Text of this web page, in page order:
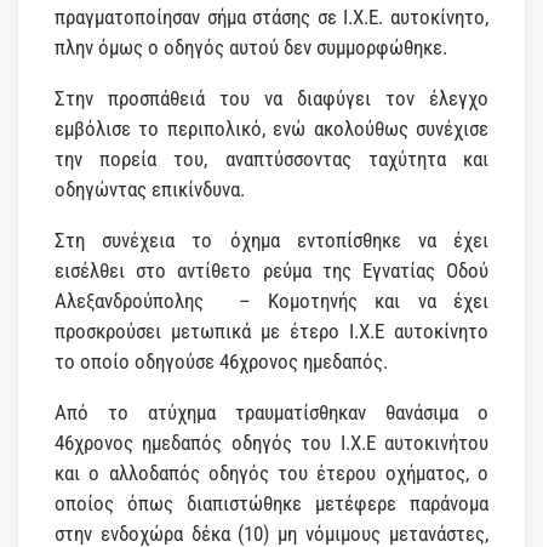
πραγματοποίησαν σήμα στάσης σε Ι.Χ.Ε. αυτοκίνητο,
πλην όμως ο οδηγός αυτού δεν συμμορφώθηκε.
Στην προσπάθειά του να διαφύγει τον έλεγχο
εμβόλισε το περιπολικό, ενώ ακολούθως συνέχισε
την πορεία του, αναπτύσσοντας ταχύτητα και
οδηγώντας επικίνδυνα.
Στη συνέχεια το όχημα εντοπίσθηκε να έχει
εισέλθει στο αντίθετο ρεύμα της Εγνατίας Οδού
Αλεξανδρούπολης – Κομοτηνής και να έχει
προσκρούσει μετωπικά με έτερο Ι.Χ.Ε αυτοκίνητο
το οποίο οδηγούσε 46χρονος ημεδαπός.
Από το ατύχημα τραυματίσθηκαν θανάσιμα ο
46χρονος ημεδαπός οδηγός του Ι.Χ.Ε αυτοκινήτου
και ο αλλοδαπός οδηγός του έτερου οχήματος, ο
οποίος όπως διαπιστώθηκε μετέφερε παράνομα
στην ενδοχώρα δέκα (10) μη νόμιμους μετανάστες,